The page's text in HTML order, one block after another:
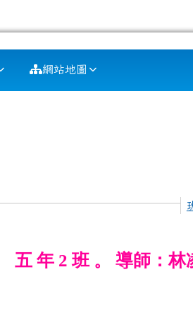
網站地圖
五 年 2 班 。 導師：林